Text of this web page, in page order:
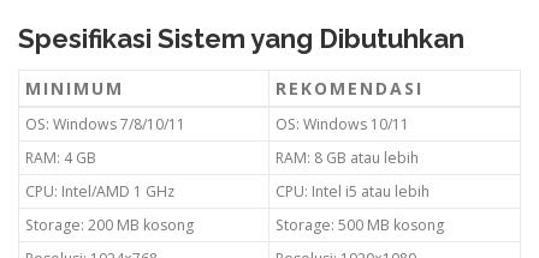
Spesifikasi Sistem yang Dibutuhkan
MINIMUM REKOMENDASI
OS: Windows 7/8/10/11
OS: Windows 10/11
RAM: 4 GB
RAM: 8 GB atau lebih
CPU: Intel/AMD 1 GHz
CPU: Intel i5 atau lebih
Storage: 200 MB kosong
Storage: 500 MB kosong